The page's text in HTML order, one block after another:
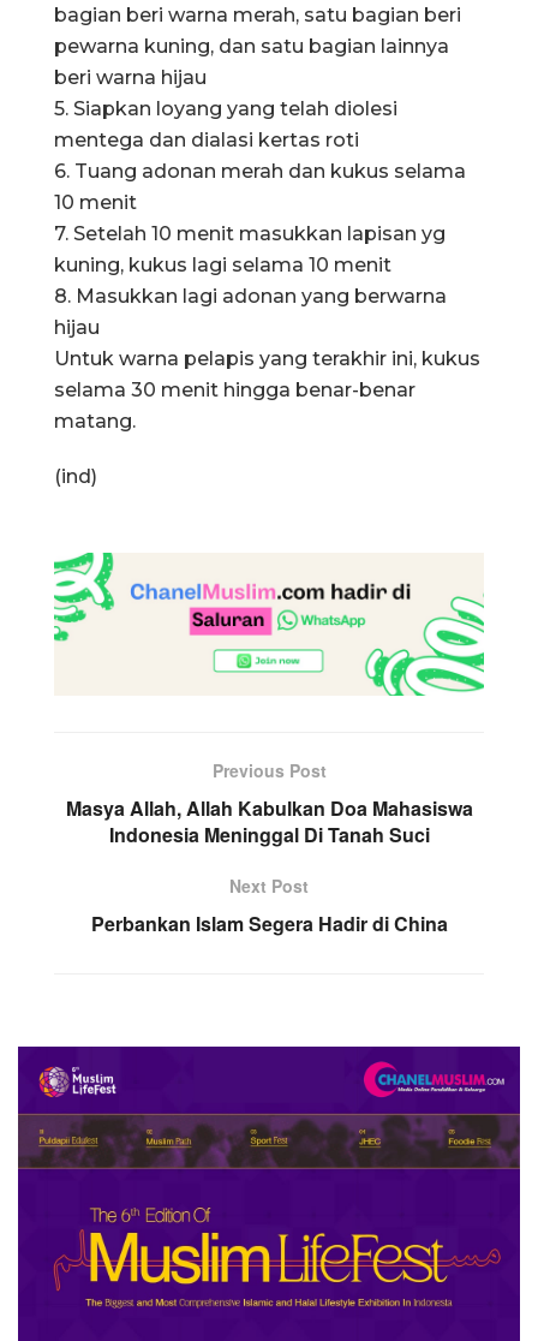
bagian beri warna merah, satu bagian beri
pewarna kuning, dan satu bagian lainnya
beri warna hijau
5. Siapkan loyang yang telah diolesi
mentega dan dialasi kertas roti
6. Tuang adonan merah dan kukus selama
10 menit
7. Setelah 10 menit masukkan lapisan yg
kuning, kukus lagi selama 10 menit
8. Masukkan lagi adonan yang berwarna
hijau
Untuk warna pelapis yang terakhir ini, kukus
selama 30 menit hingga benar-benar
matang.
(ind)
Previous Post
Masya Allah, Allah Kabulkan Doa Mahasiswa
Indonesia Meninggal Di Tanah Suci
Next Post
Perbankan Islam Segera Hadir di China